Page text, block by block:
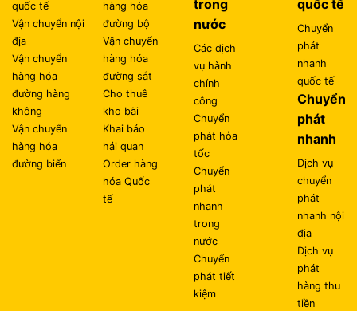
quốc tế
Vận chuyển nội
địa
Vận chuyển
hàng hóa
đường hàng
không
Vận chuyển
hàng hóa
đường biển
hàng hóa
đường bộ
Vận chuyển
hàng hóa
đường sắt
Cho thuê
kho bãi
Khai báo
hải quan
Order hàng
hóa Quốc
tế
trong
nước
Các dịch
vụ hành
chính
công
Chuyển
phát hỏa
tốc
Chuyển
phát
nhanh
trong
nước
Chuyển
phát tiết
kiệm
quốc tế
Chuyển
phát
nhanh
quốc tế
Chuyển
phát
nhanh
Dịch vụ
chuyển
phát
nhanh nội
địa
Dịch vụ
phát
hàng thu
tiền